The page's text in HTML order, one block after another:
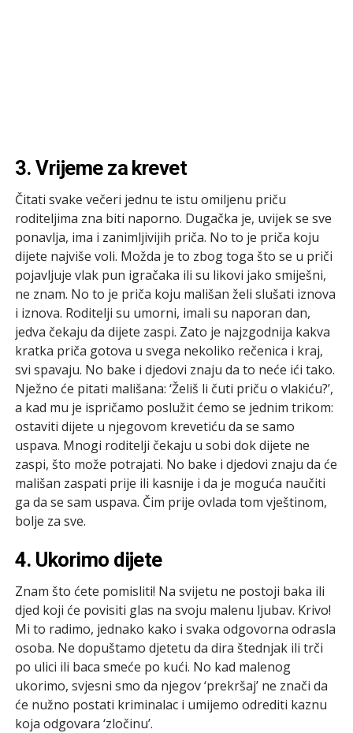
3. Vrijeme za krevet
Čitati svake večeri jednu te istu omiljenu priču
roditeljima zna biti naporno. Dugačka je, uvijek se sve
ponavlja, ima i zanimljivijih priča. No to je priča koju
dijete najviše voli. Možda je to zbog toga što se u priči
pojavljuje vlak pun igračaka ili su likovi jako smiješni,
ne znam. No to je priča koju mališan želi slušati iznova
i iznova. Roditelji su umorni, imali su naporan dan,
jedva čekaju da dijete zaspi. Zato je najzgodnija kakva
kratka priča gotova u svega nekoliko rečenica i kraj,
svi spavaju. No bake i djedovi znaju da to neće ići tako.
Nježno će pitati mališana: ‘Želiš li čuti priču o vlakiću?’,
a kad mu je ispričamo poslužit ćemo se jednim trikom:
ostaviti dijete u njegovom krevetiću da se samo
uspava. Mnogi roditelji čekaju u sobi dok dijete ne
zaspi, što može potrajati. No bake i djedovi znaju da će
mališan zaspati prije ili kasnije i da je moguća naučiti
ga da se sam uspava. Čim prije ovlada tom vještinom,
bolje za sve.
4. Ukorimo dijete
Znam što ćete pomisliti! Na svijetu ne postoji baka ili
djed koji će povisiti glas na svoju malenu ljubav. Krivo!
Mi to radimo, jednako kako i svaka odgovorna odrasla
osoba. Ne dopuštamo djetetu da dira štednjak ili trči
po ulici ili baca smeće po kući. No kad malenog
ukorimo, svjesni smo da njegov ‘prekršaj’ ne znači da
će nužno postati kriminalac i umijemo odrediti kaznu
koja odgovara ‘zločinu’.